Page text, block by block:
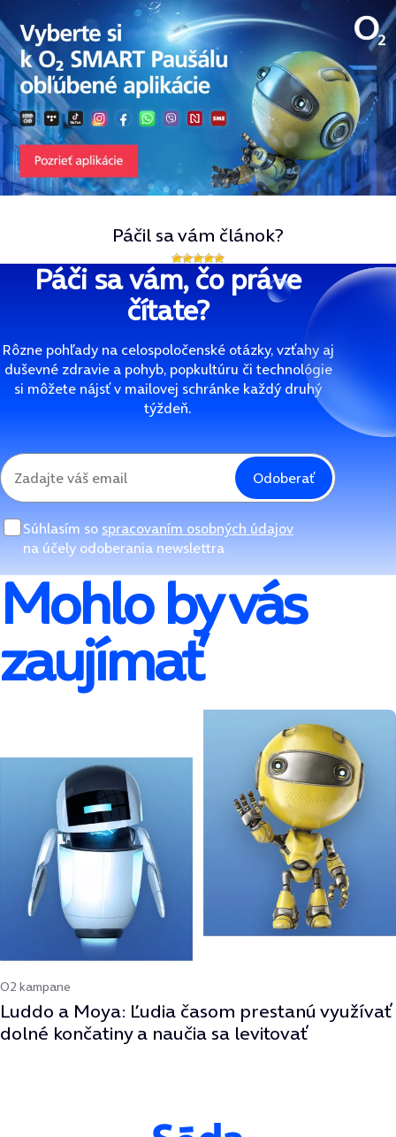
Páčil sa vám článok?
Páči sa vám, čo práve
čítate?
Rôzne pohľady na celospoločenské otázky, vzťahy aj
duševné zdravie a pohyb, popkultúru či technológie
si môžete nájsť v mailovej schránke každý druhý
týždeň.
Odoberať
Súhlasím so spracovaním osobných údajov
na účely odoberania newslettra
Mohlo by vás
zaujímať
O2 kampane
Luddo a Moya: Ľudia časom prestanú využívať
dolné končatiny a naučia sa levitovať